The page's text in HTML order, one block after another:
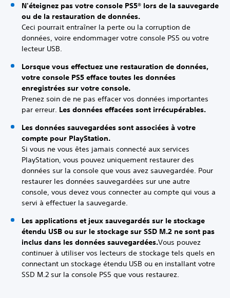
N'éteignez pas votre console PS5® lors de la sauvegarde
ou de la restauration de données.
Ceci pourrait entraîner la perte ou la corruption de
données, voire endommager votre console PS5 ou votre
lecteur USB.
Lorsque vous effectuez une restauration de données,
votre console PS5 efface toutes les données
enregistrées sur votre console.
Prenez soin de ne pas effacer vos données importantes
par erreur. Les données effacées sont irrécupérables.
Les données sauvegardées sont associées à votre
compte pour PlayStation.
Si vous ne vous êtes jamais connecté aux services
PlayStation, vous pouvez uniquement restaurer des
données sur la console que vous avez sauvegardée. Pour
restaurer les données sauvegardées sur une autre
console, vous devez vous connecter au compte qui vous a
servi à effectuer la sauvegarde.
Les applications et jeux sauvegardés sur le stockage
étendu USB ou sur le stockage sur SSD M.2 ne sont pas
inclus dans les données sauvegardées.Vous pouvez
continuer à utiliser vos lecteurs de stockage tels quels en
connectant un stockage étendu USB ou en installant votre
SSD M.2 sur la console PS5 que vous restaurez.